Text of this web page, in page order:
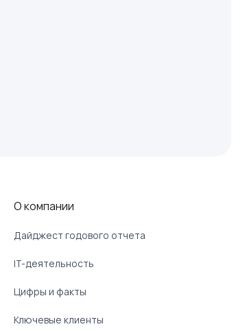
О компании
Дайджест годового отчета
IT-деятельность
Цифры и факты
Ключевые клиенты